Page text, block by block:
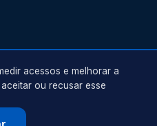
acessos e melhorar a
ou recusar esse